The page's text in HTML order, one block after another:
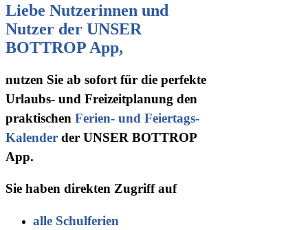
Liebe Nutzerinnen und
Nutzer der UNSER
BOTTROP App,
nutzen Sie ab sofort für die perfekte
Urlaubs- und Freizeitplanung den
praktischen Ferien- und Feiertags-
Kalender der UNSER BOTTROP
App.
Sie haben direkten Zugriff auf
alle Schulferien